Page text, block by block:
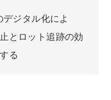
ジタル化によ
とロット追跡の効
る